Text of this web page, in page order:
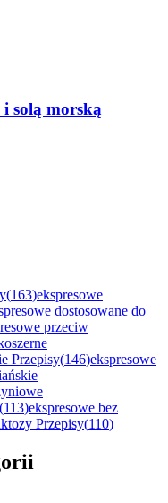
i solą morską
(163)ekspresowe
dostosowane do
przeciw
Przepisy(146)ekspresowe
(113)ekspresowe bez
Przepisy(110)